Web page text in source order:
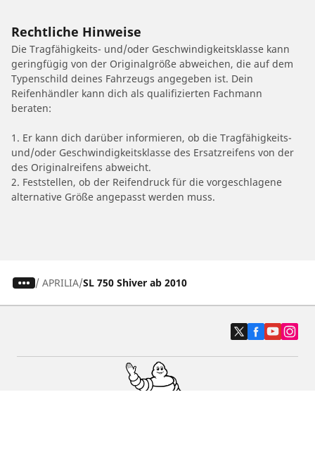
Rechtliche Hinweise
Die Tragfähigkeits- und/oder Geschwindigkeitsklasse kann
geringfügig von der Originalgröße abweichen, die auf dem
Typenschild deines Fahrzeugs angegeben ist. Dein
Reifenhändler kann dich als qualifizierten Fachmann
beraten:
1. Er kann dich darüber informieren, ob die Tragfähigkeits-
und/oder Geschwindigkeitsklasse des Ersatzreifens von der
des Originalreifens abweicht.
2. Feststellen, ob der Reifendruck für die vorgeschlagene
alternative Größe angepasst werden muss.
/ APRILIA SL 750 Shiver ab 2010